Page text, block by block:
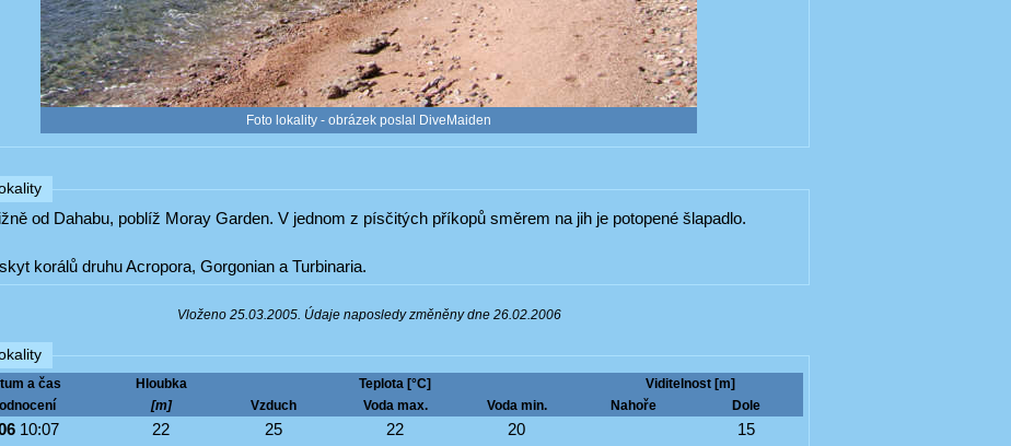
Foto lokality - obrázek poslal DiveMaiden
od Dahabu, poblíž Moray Garden. V jednom z písčitých příkopů směrem na jih je potopené šlapadlo.
korálů druhu Acropora, Gorgonian a Turbinaria.
Vloženo 25.03.2005. Údaje naposledy změněny dne 26.02.2006
a čas Hloubka Teplota [°C]
Viditelnost [m]
[m] Vzduch Voda max. Voda min. Nahoře Dole
10:07 22 25 22 20 15